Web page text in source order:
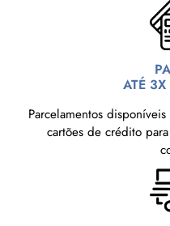
ATÉ 3X
Parcelamentos
cartões de crédito